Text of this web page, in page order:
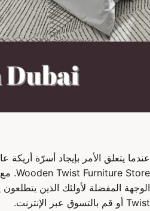
عندما يتعلق الأمر بإيجاد أسرّة
Twist أو قم بالتسوق عبر الإنترنت.